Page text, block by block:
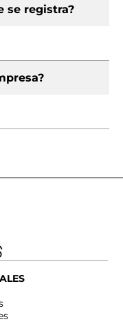
se registra?